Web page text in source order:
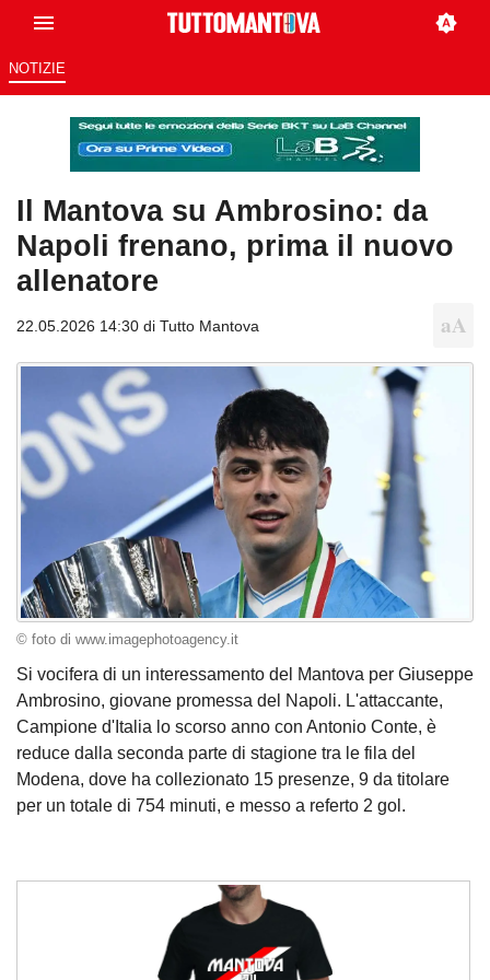
NOTIZIE
Il Mantova su Ambrosino: da
Napoli frenano, prima il nuovo
allenatore
22.05.2026 14:30 di Tutto Mantova
© foto di www.imagephotoagency.it
Si vocifera di un interessamento del Mantova per Giuseppe
Ambrosino, giovane promessa del Napoli. L'attaccante,
Campione d'Italia lo scorso anno con Antonio Conte, è
reduce dalla seconda parte di stagione tra le fila del
Modena, dove ha collezionato 15 presenze, 9 da titolare
per un totale di 754 minuti, e messo a referto 2 gol.